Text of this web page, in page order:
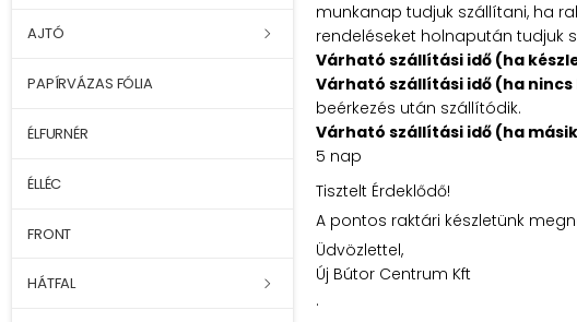
AJTÓ
PAPÍRVÁZAS FÓLIA
ÉLFURNÉR
ÉLLÉC
FRONT
HÁTFAL
munkanap tudjuk szállítani, ha
rendeléseket holnapután tudjuk
Várható szállítási idő (ha
Várható szállítási idő (ha
beérkezés után szállítódik.
Várható szállítási idő (ha
5 nap
Tisztelt Érdeklődő!
A pontos raktári készletünk
Üdvözlettel,
Új Bútor Centrum Kft
.